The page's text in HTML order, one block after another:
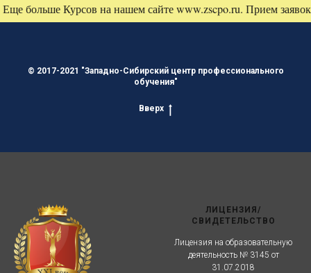
больше Курсов на нашем сайте www.zscpo.ru. Прием заявок
© 2017-2021 "Западно-Сибирский центр профессионального
обучения"
Вверх
ЛИЦЕНЗИЯ/
СВИДЕТЕЛЬСТВО
Лицензия на образовательную
деятельность № 3145 от
31.07.2018